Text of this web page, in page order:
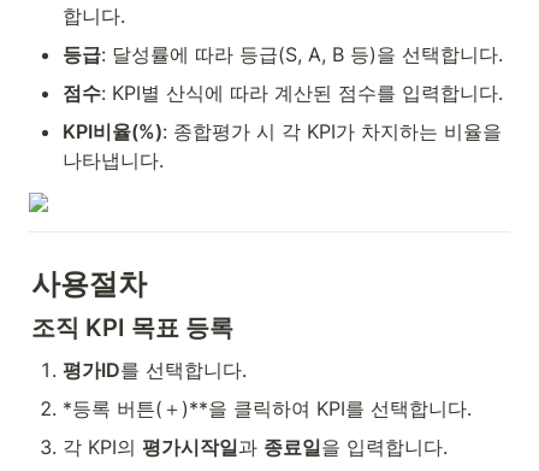
합니다.
등급: 달성률에 따라 등급(S, A, B 등)을 선택합니다.
점수: KPI별 산식에 따라 계산된 점수를 입력합니다.
KPI비율(%): 종합평가 시 각 KPI가 차지하는 비율을
나타냅니다.
사용절차
조직 KPI 목표 등록
평가ID를 선택합니다.
*등록 버튼(＋)**을 클릭하여 KPI를 선택합니다.
각 KPI의 평가시작일과 종료일을 입력합니다.